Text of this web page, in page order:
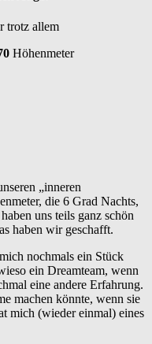
trotz allem
Höhenmeter
„inneren
die 6 Grad Nachts,
uns teils ganz schön
haben wir geschafft.
nochmals ein Stück
ein Dreamteam, wenn
eine andere Erfahrung.
machen könnte, wenn sie
mich (wieder einmal) eines